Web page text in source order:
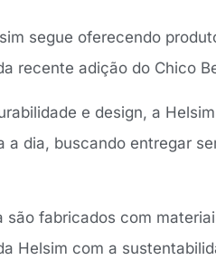
segue oferecendo
recente adição do Chico
e design, a
a dia, buscando entregar
são fabricados com
Helsim com a